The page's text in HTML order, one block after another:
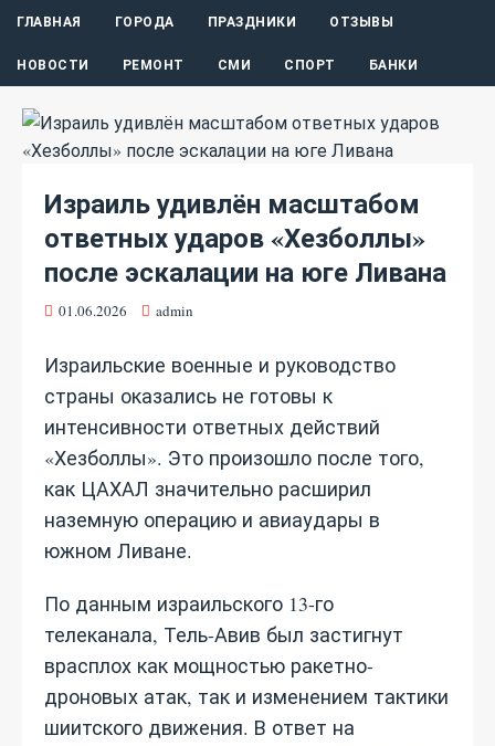
ГЛАВНАЯ ГОРОДА ПРАЗДНИКИ ОТЗЫВЫ
НОВОСТИ РЕМОНТ СМИ СПОРТ БАНКИ
Израиль удивлён масштабом
ответных ударов «Хезболлы»
после эскалации на юге Ливана
01.06.2026 admin
Израильские военные и руководство
страны оказались не готовы к
интенсивности ответных действий
«Хезболлы». Это произошло после того,
как ЦАХАЛ значительно расширил
наземную операцию и авиаудары в
южном Ливане.
По данным израильского 13-го
телеканала, Тель-Авив был застигнут
врасплох как мощностью ракетно-
дроновых атак, так и изменением тактики
шиитского движения. В ответ на